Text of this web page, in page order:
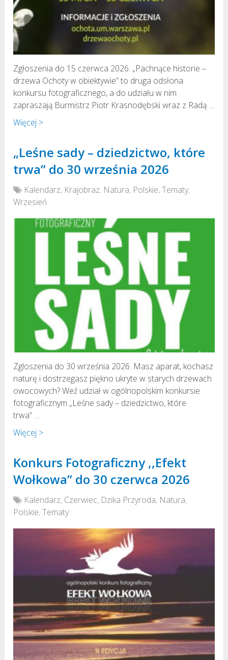
Zgłoszenia do 15 czerwca 2026. „Pachnące historie –
drzewa Ochoty w obiektywie” to druga odsłona
konkursu fotograficznego, a do udziału w nim
zapraszają Burmistrz Piotr Krasnodębski wraz z Radą …
Więcej >
„Leśne sady – dziedzictwo, które
trwa” do 30 września 2026
Kalendarz, Krajobraz, Natura, Polskie,Tematy,
Wrzesień
Zgloszenia do 30 września 2026. Masz aparat, kochasz
naturę i dostrzegasz piękno ukryte w starych drzewach
owocowych? Weź udział w ogólnopolskim konkursie
fotograficznym „Leśne sady – dziedzictwo, które
trwa” …
Więcej >
Konkurs Fotograficzny ,,Efekt
Wołkowa” do 30 czerwca 2026
Kalendarz, Czerwiec, Dzika Przyroda, Natura,
Polskie,Tematy